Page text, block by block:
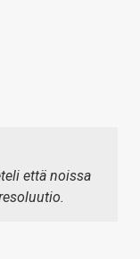
että noissa